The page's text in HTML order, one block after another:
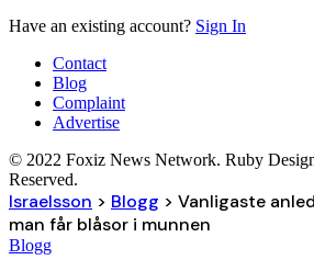
Have an existing account? Sign In
Contact
Blog
Complaint
Advertise
© 2022 Foxiz News Network. Ruby
Reserved.
Israelsson > Blogg > Vanligaste
man får blåsor i munnen
Blogg